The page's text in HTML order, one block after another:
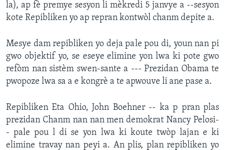
la), ap fè premye sesyon li mèkredi 5 janvye a --sesyon
kote Repibliken yo ap repran kontwòl chanm depite a.
Mesye dam repibliken yo deja pale pou di, youn nan pi
gwo objektif yo, se eseye elimine yon lwa ki pote gwo
refòm nan sistèm swen-sante a --- Prezidan Obama te
pwopoze lwa sa a e kongrè a te apwouve li ane pase a.
Repibliken Eta Ohio, John Boehner -- ka p pran plas
prezidan Chanm nan nan men demokrat Nancy Pelosi-
- pale pou l di se yon lwa ki koute twòp lajan e ki
elimine travay nan peyi a. An plis, plan repibliken yo